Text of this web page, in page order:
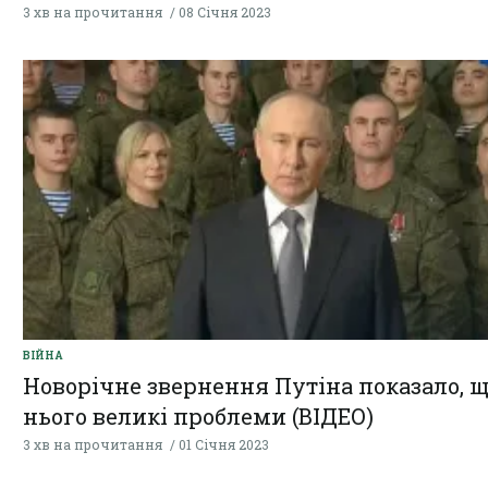
3 хв на прочитання 08 Січня 2023
ВІЙНА
Новорічне звернення Путіна показало,
нього великі проблеми (ВІДЕО)
3 хв на прочитання 01 Січня 2023